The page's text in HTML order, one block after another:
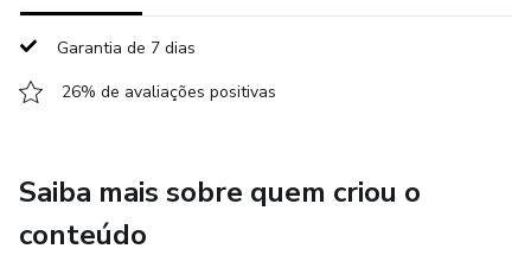
Garantia de 7 dias
26% de avaliações positivas
Saiba mais sobre quem criou o
conteúdo